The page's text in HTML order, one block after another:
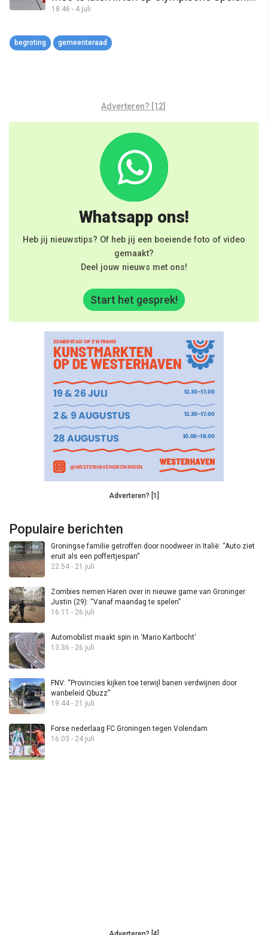
“Snel om tafel met KNSB”
18:46 - 4 juli
begroting gemeenteraad
Adverteren? [12]
Whatsapp ons!
Heb jij nieuwstips? Of heb jij een boeiende foto of video
gemaakt?
Deel jouw nieuws met ons!
Start het gesprek!
Adverteren? [1]
Populaire berichten
Groningse familie getroffen door noodweer in Italië: “Auto ziet
eruit als een poffertjespan”
22:54 - 21 juli
Zombies nemen Haren over in nieuwe game van Groninger
Justin (29): “Vanaf maandag te spelen”
16:11 - 26 juli
Automobilist maakt spin in ‘Mario Kartbocht’
13:36 - 26 juli
FNV: “Provincies kijken toe terwijl banen verdwijnen door
wanbeleid Qbuzz”
19:44 - 21 juli
Forse nederlaag FC Groningen tegen Volendam
16:03 - 24 juli